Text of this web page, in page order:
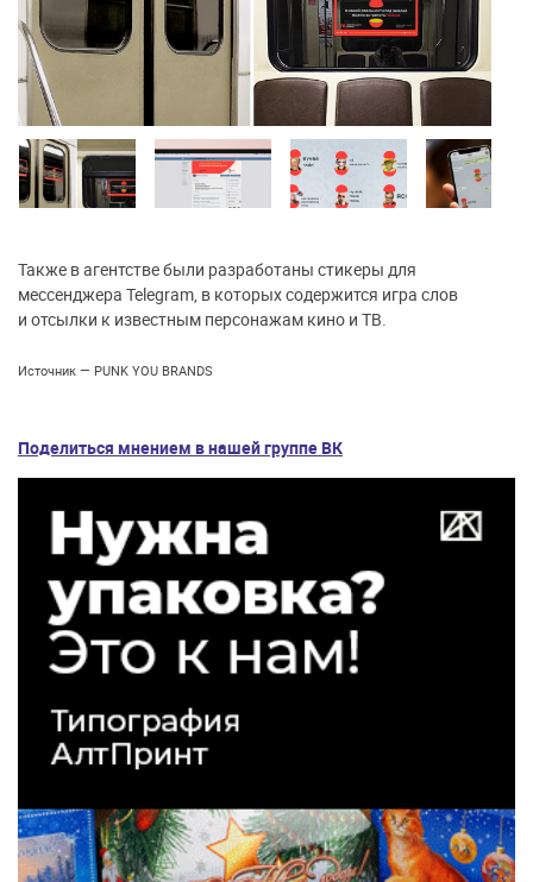
Также в агентстве были разработаны стикеры для
мессенджера Telegram, в которых содержится игра слов
и отсылки к известным персонажам кино и ТВ.
Источник — PUNK YOU BRANDS
Поделиться мнением в нашей группе ВК